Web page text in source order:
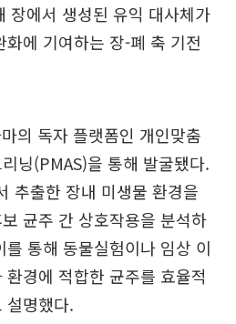
장에서 생성된 유익 대사체가
에 기여하는 장-폐 축 기전
의 독자 플랫폼인 개인맞춤
닝(PMAS)을 통해 발굴됐다.
추출한 장내 미생물 환경을
균주 간 상호작용을 분석하
통해 동물실험이나 임상 이
경에 적합한 균주를 효율적
설명했다.